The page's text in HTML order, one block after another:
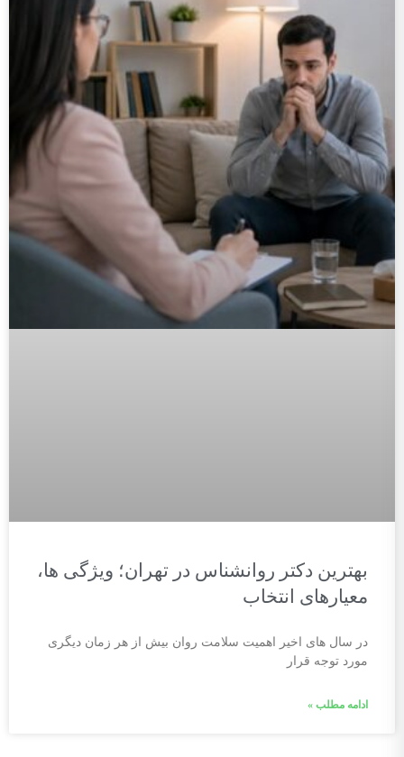
بهترین دکتر روانشناس در تهران؛ ویژگی ها،
معیارهای انتخاب
در سال های اخیر اهمیت سلامت روان بیش از هر زمان دیگری
مورد توجه قرار
ادامه مطلب »